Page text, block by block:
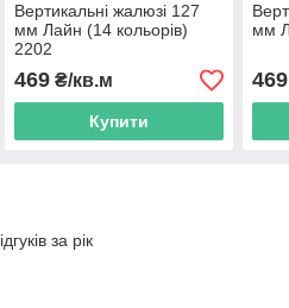
Вертикальні жалюзі 127
мм Лайн (14 кольорів)
2202
469₴/кв.м
Купити
мм
469
за рік